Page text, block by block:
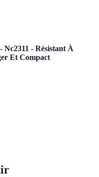
Nc2311 - Résistant À
Et Compact